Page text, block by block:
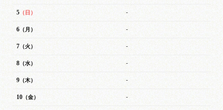
5 （日） -
6 （月） -
7 （火） -
8 （水） -
9 （木） -
10 （金） -